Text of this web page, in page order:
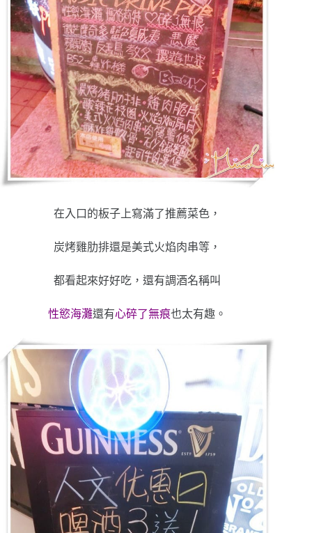
在入口的板子上寫滿了推薦菜色，
炭烤雞肋排還是美式火焰肉串等，
都看起來好好吃，還有調酒名稱叫
性慾海灘還有心碎了無痕也太有趣。